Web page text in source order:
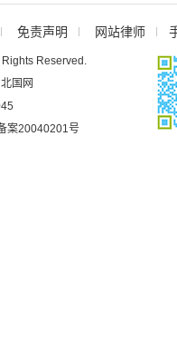
免责声明 网站律师
Reserved.
国网
案20040201号